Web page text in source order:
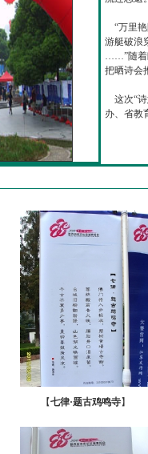
“万里艳
游艇破浪
……”随着
把晒诗会
这次“诗
办、省教
【七律·题古鸡鸣寺】